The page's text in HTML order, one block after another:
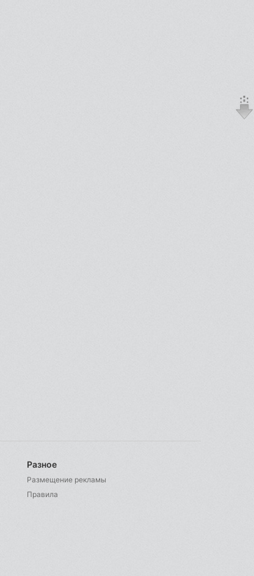
Разное
Размещение рекламы
Правила